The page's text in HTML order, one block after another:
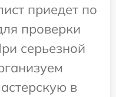
приедет по
проверки
серьезной
в